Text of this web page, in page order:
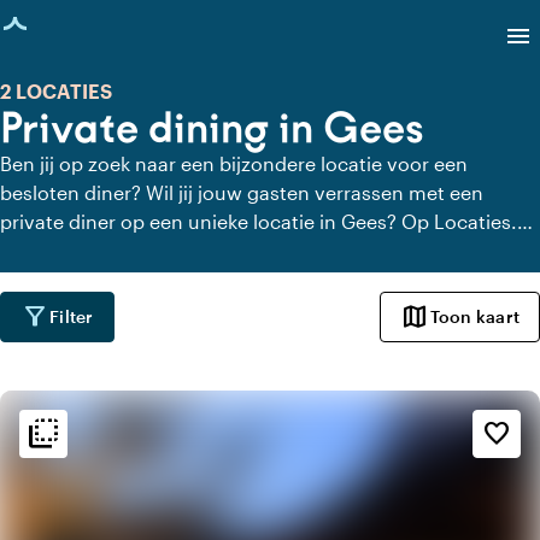
geladen
menu
Private dining in Gees
2 LOCATIES
Ben jij op zoek naar een bijzondere locatie voor een
besloten diner? Wil jij jouw gasten verrassen met een
private diner op een unieke locatie in Gees? Op Locaties.nl
alle rust kunt dineren. Bekijk alle private dining locaties
voor een heerlijk verzorgd private diner.
filter_alt Filter map Toon kaart
flip_to_back favorite_border
flip_to_back Sfeer en esthetiek
landscape
Landelijk
Modern design